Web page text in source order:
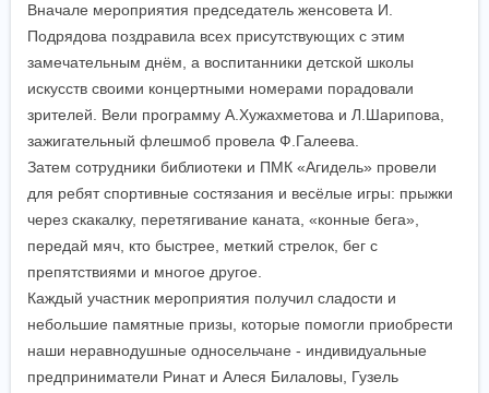
Вначале мероприятия председатель женсовета И.
Подрядова поздравила всех присутствующих с этим
замечательным днём, а воспитанники детской школы
искусств своими концертными номерами порадовали
зрителей. Вели программу А.Хужахметова и Л.Шарипова,
зажигательный флешмоб провела Ф.Галеева.
Затем сотрудники библиотеки и ПМК «Агидель» провели
для ребят спортивные состязания и весёлые игры: прыжки
через скакалку, перетягивание каната, «конные бега»,
передай мяч, кто быстрее, меткий стрелок, бег с
препятствиями и многое другое.
Каждый участник мероприятия получил сладости и
небольшие памятные призы, которые помогли приобрести
наши неравнодушные односельчане - индивидуальные
предприниматели Ринат и Алеся Билаловы, Гузель